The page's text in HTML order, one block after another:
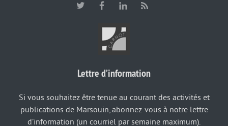
Lettre d’information
Si vous souhaitez être tenue au courant des activités et
publications de Marsouin, abonnez-vous à notre lettre
d’information (un courriel par semaine maximum).